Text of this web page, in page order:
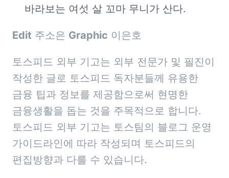
바라보는 여섯 살 꼬마 무니가 산다.
Edit 주소은 Graphic 이은호
토스피드 외부 기고는 외부 전문가 및 필진이
작성한 글로 토스피드 독자분들께 유용한
금융 팁과 정보를 제공함으로써 현명한
금융생활을 돕는 것을 주목적으로 합니다.
토스피드 외부 기고는 토스팀의 블로그 운영
가이드라인에 따라 작성되며 토스피드의
편집방향과 다를 수 있습니다.